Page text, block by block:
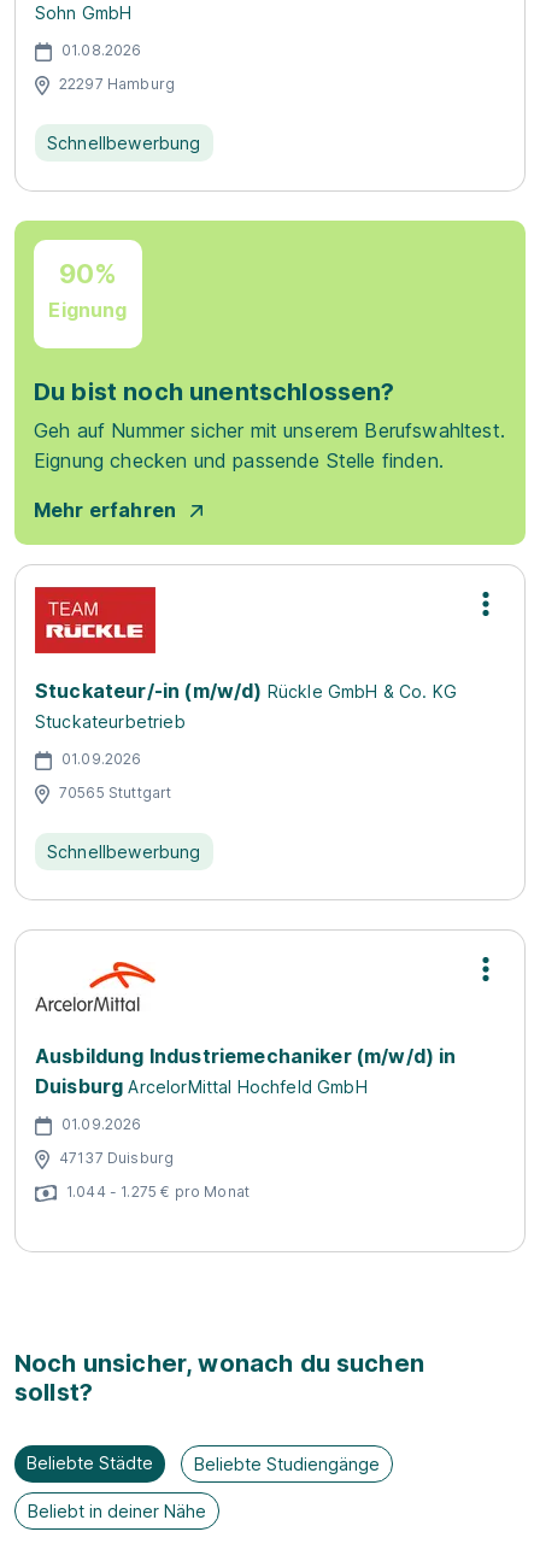
Sohn GmbH
01.08.2026
22297 Hamburg
Schnellbewerbung
90%
Eignung
Du bist noch unentschlossen?
Geh auf Nummer sicher mit unserem Berufswahltest.
Eignung checken und passende Stelle finden.
Mehr erfahren
Stuckateur/-in (m/w/d) Rückle GmbH & Co. KG
Stuckateurbetrieb
01.09.2026
70565 Stuttgart
Schnellbewerbung
Ausbildung Industriemechaniker (m/w/d) in
Duisburg ArcelorMittal Hochfeld GmbH
01.09.2026
47137 Duisburg
1.044 - 1.275 € pro Monat
Noch unsicher, wonach du suchen
sollst?
Beliebte Städte Beliebte Studiengänge
Beliebt in deiner Nähe